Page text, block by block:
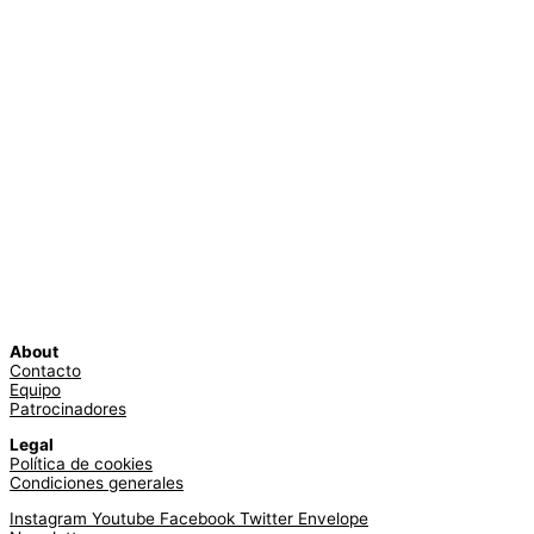
About
Contacto
Equipo
Patrocinadores
Legal
Política de cookies
Condiciones generales
Instagram Youtube Facebook Twitter Envelope